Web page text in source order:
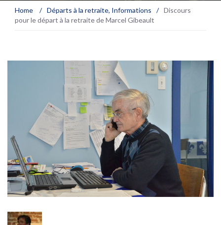
Home / Départs à la retraite, Informations / Discours
pour le départ à la retraite de Marcel Gibeault